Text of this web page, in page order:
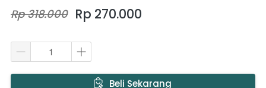
Rp 318.000 Rp 270.000
` Beli Sekarang